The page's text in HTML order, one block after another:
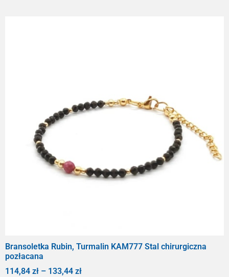
Bransoletka Rubin, Turmalin KAM777 Stal chirurgiczna
pozłacana
114,84 zł – 133,44 zł